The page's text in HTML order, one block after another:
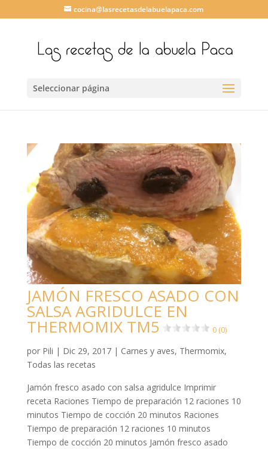
cocina@lasrecetasdelabuelapaca.com
Seleccionar página
JAMÓN FRESCO ASADO CON
SALSA AGRIDULCE EN
THERMOMIX TM5 0 (0)
por Pili | Dic 29, 2017| Carnes y aves, Thermomix,
Todas las recetas
Jamón fresco asado con salsa agridulce Imprimir
receta Raciones Tiempo de preparación 12 raciones 10
minutos Tiempo de cocción 20 minutos Raciones
Tiempo de preparación 12 raciones 10 minutos
Tiempo de cocción 20 minutos Jamón fresco asado